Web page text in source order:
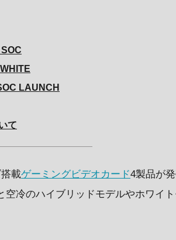
LAUNCH
て
載ゲーミングビデオカード4製品が
冷のハイブリッドモデルやホワイ